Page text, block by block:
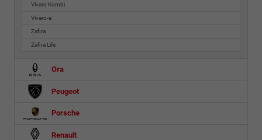
Vivaro Kombi
Vivaro-e
Zafira
Zafira Life
Ora
Peugeot
Porsche
Renault